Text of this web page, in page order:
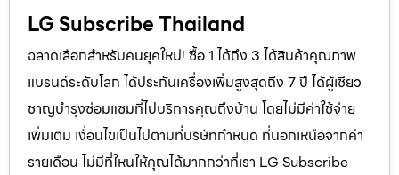
LG Subscribe Thailand
ฉลาดเลือกสำหรับคนยุคใหม่! ซื้อ 1 ได้ถึง 3 ได้สินค้าคุณภาพ
แบรนด์ระดับโลก ได้ประกันเครื่องเพิ่มสูงสุดถึง 7 ปี ได้ผู้เชียว
ชาญบำรุงซ่อมแซมที่ไปบริการคุณถึงบ้าน โดยไม่มีค่าใช้จ่าย
เพิ่มเติม เงื่อนไขเป็นไปตามที่บริษัทกำหนด ที่นอกเหนือจากค่า
รายเดือน ไม่มีที่ใหนให้คุณได้มากกว่าที่เรา LG Subscribe